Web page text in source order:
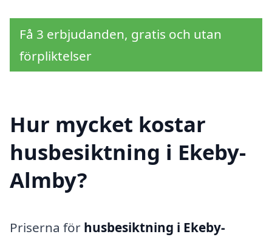
Få 3 erbjudanden, gratis och utan
förpliktelser
Hur mycket kostar
husbesiktning i Ekeby-
Almby?
Priserna för husbesiktning i Ekeby-